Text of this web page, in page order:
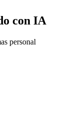
con IA
personal